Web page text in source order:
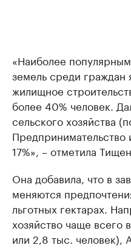
«Наиболее
земель среди граждан
жилищное
более 40% человек.
сельского хозяйства
17%», – отметила
Она добавила, что в
меняются
льготных гектарах.
хозяйство чаще всего
или 2,8 тыс. человек),